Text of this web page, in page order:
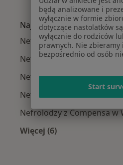
Więcej w kategorii:
Najpopularniejsze
Nefrolodzy z Medicover w
Nefrolodzy z Allianz w
Nefrolodzy z INTER Polska
Nefrolodzy z Signal Iduna
Nefrolodzy z Compensa w
Więcej (6)
będą analizowane i
wyłącznie w formie
dotyczące nastolatków
wyłącznie do rodziców
prawnych. Nie zbieramy
bezpośrednio od osób
Start